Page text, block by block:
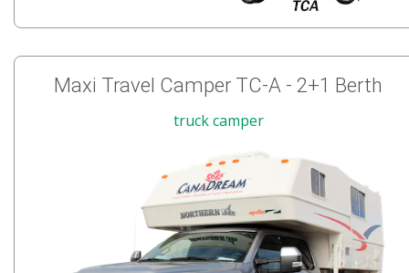
Maxi Travel Camper TC-A - 2+1 Berth
truck camper